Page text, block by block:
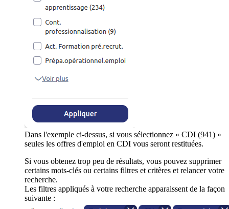
Dans l'exemple ci-dessus, si vous sélectionnez « CDI (941) »
seules les offres d'emploi en CDI vous seront restituées.
Si vous obtenez trop peu de résultats, vous pouvez supprimer
certains mots-clés ou certains filtres et critères et relancer votre
recherche.
Les filtres appliqués à votre recherche apparaissent de la façon
suivante :